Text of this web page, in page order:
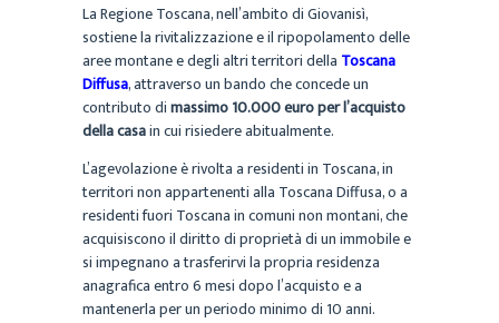
La Regione Toscana, nell’ambito di Giovanisì,
sostiene la rivitalizzazione e il ripopolamento delle
aree montane e degli altri territori della Toscana
Diffusa, attraverso un bando che concede un
contributo dimassimo 10.000 euro per l’acquisto
della casain cui risiedere abitualmente.
L’agevolazione è rivolta a residenti in Toscana, in
territori non appartenenti alla Toscana Diffusa, o a
residenti fuori Toscana in comuni non montani, che
acquisiscono il diritto di proprietà di un immobile e
si impegnano a trasferirvi la propria residenza
anagrafica entro 6 mesi dopo l’acquisto e a
mantenerla per un periodo minimo di 10 anni.